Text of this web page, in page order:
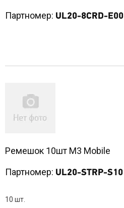
Партномер: UL20-8CRD-E00
Ремешок 10шт M3 Mobile
Партномер: UL20-STRP-S10
10 шт.